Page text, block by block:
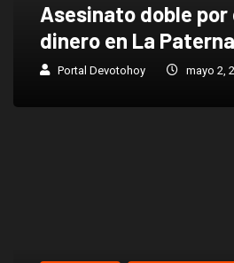
Asesinato doble por
dinero en La
Portal Devotohoy mayo 2,